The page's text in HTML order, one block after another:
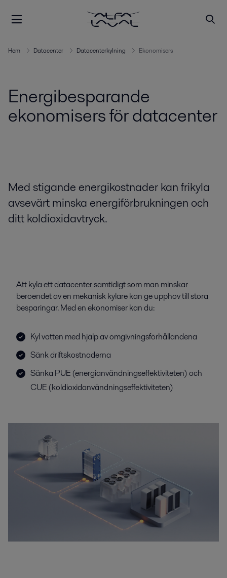
Hem Datacenter Datacenterkylning Ekonomisers
Energibesparande
ekonomisers för datacenter
Med stigande energikostnader kan frikyla
avsevärt minska energiförbrukningen och
ditt koldioxidavtryck.
Att kyla ett datacenter samtidigt som man minskar
beroendet av en mekanisk kylare kan ge upphov till stora
besparingar. Med en ekonomiser kan du:
Kyl vatten med hjälp av omgivningsförhållandena
Sänk driftskostnaderna
Sänka PUE (energianvändningseffektiviteten) och
CUE (koldioxidanvändningseffektiviteten)